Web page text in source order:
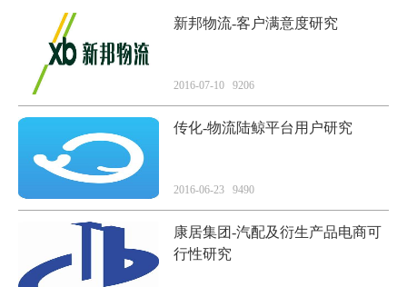
新邦物流-客户满意度研究
2016-07-10 9206
传化-物流陆鲸平台用户研究
2016-06-23 9490
康居集团-汽配及衍生产品电商可
行性研究